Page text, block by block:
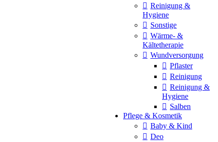
Reinigung &
Hygiene
Sonstige
Wärme- &
Kältetherapie
Wundversorgung
Pflaster
Reinigung
Reinigung &
Hygiene
Salben
Pflege & Kosmetik
Baby & Kind
Deo